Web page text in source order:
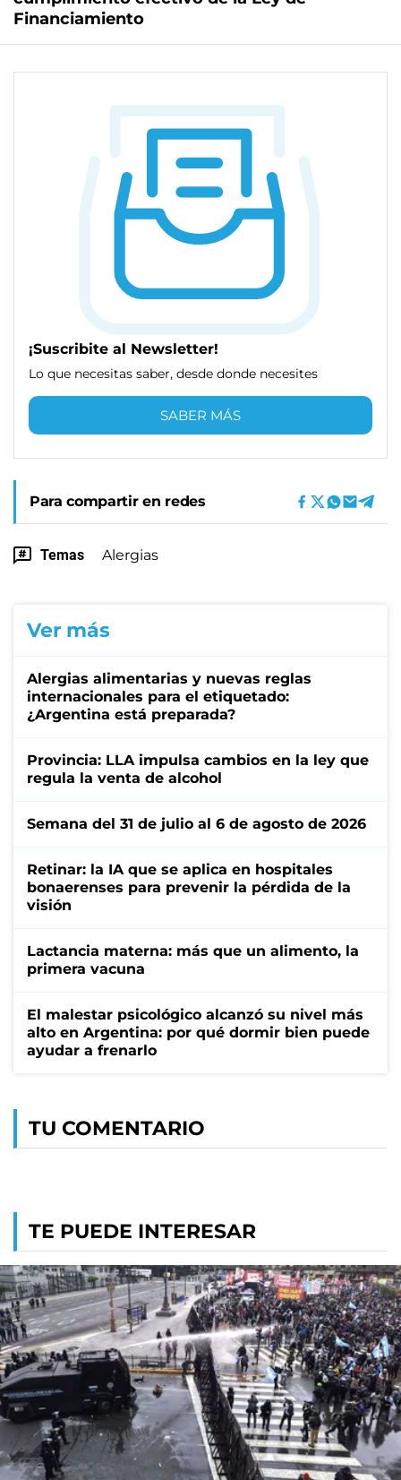
Financiamiento
¡Suscribite al Newsletter!
Lo que necesitas saber, desde donde necesites
SABER MÁS
Para compartir en redes
Temas Alergias
Ver más
Alergias alimentarias y nuevas reglas
internacionales para el etiquetado:
¿Argentina está preparada?
Provincia: LLA impulsa cambios en la ley que
regula la venta de alcohol
Semana del 31 de julio al 6 de agosto de 2026
Retinar: la IA que se aplica en hospitales
bonaerenses para prevenir la pérdida de la
visión
Lactancia materna: más que un alimento, la
primera vacuna
El malestar psicológico alcanzó su nivel más
alto en Argentina: por qué dormir bien puede
ayudar a frenarlo
TU COMENTARIO
TE PUEDE INTERESAR